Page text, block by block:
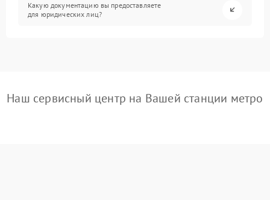
Какую документацию вы предоставляете
для юридических лиц?
Наш сервисный центр на Вашей станции метро